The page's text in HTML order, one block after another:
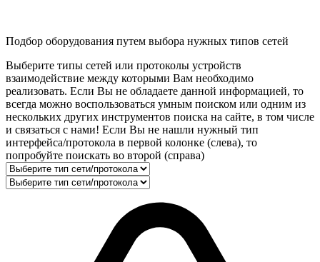
Подбор оборудования путем выбора нужных типов сетей
Выберите типы сетей или протоколы устройств
взаимодействие между которыми Вам необходимо
реализовать. Если Вы не обладаете данной информацией, то
всегда можно воспользоваться умным поиском или одним из
нескольких других инструментов поиска на сайте, в том числе
и связаться с нами! Если Вы не нашли нужный тип
интерфейса/протокола в первой колонке (слева), то
попробуйте поискать во второй (справа)